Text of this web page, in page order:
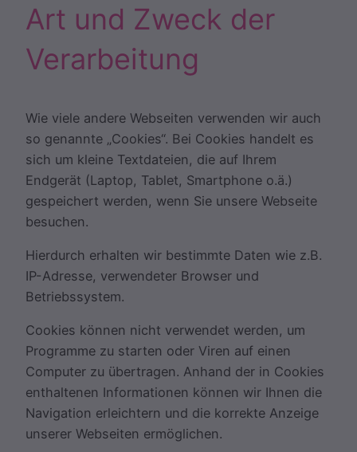
Art und Zweck der
Verarbeitung
Wie viele andere Webseiten verwenden wir auch
so genannte „Cookies“. Bei Cookies handelt es
sich um kleine Textdateien, die auf Ihrem
Endgerät (Laptop, Tablet, Smartphone o.ä.)
gespeichert werden, wenn Sie unsere Webseite
besuchen.
Hierdurch erhalten wir bestimmte Daten wie z.B.
IP-Adresse, verwendeter Browser und
Betriebssystem.
Cookies können nicht verwendet werden, um
Programme zu starten oder Viren auf einen
Computer zu übertragen. Anhand der in Cookies
enthaltenen Informationen können wir Ihnen die
Navigation erleichtern und die korrekte Anzeige
unserer Webseiten ermöglichen.